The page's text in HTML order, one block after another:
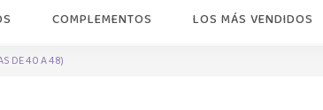
COMPLEMENTOS LOS MÁS VENDIDOS
DE 40 A 48)